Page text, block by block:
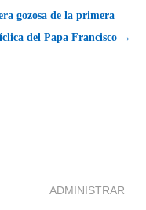
gozosa de la primera
del Papa Francisco →
ADMINISTRAR